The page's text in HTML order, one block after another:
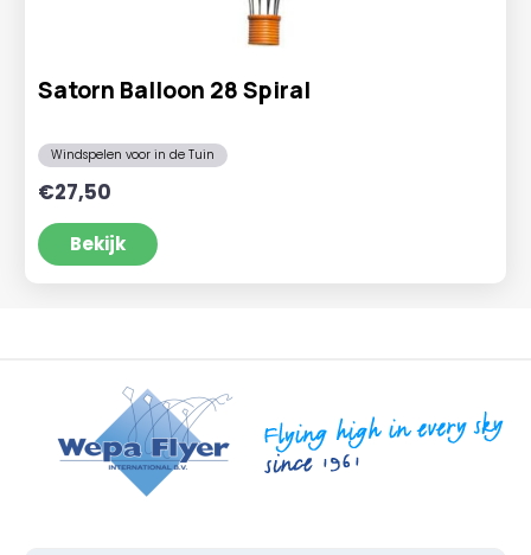
Satorn Balloon 28 Spiral
Windspelen voor in de Tuin
€27,50
Bekijk